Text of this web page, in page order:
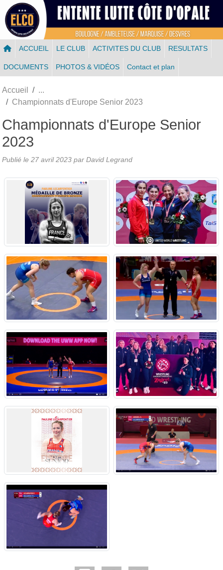
ACCUEIL LE CLUB ACTIVITES DU CLUB RESULTATS
DOCUMENTS PHOTOS & VIDÉOS Contact et plan
Accueil
Championnats d'Europe Senior 2023
Championnats d'Europe Senior
2023
Publié le 27 avril 2023 par David Legrand
Panneau de gestion des cookies